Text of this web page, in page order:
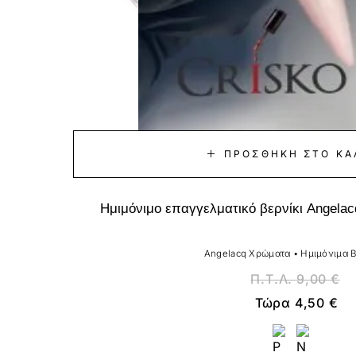
ΠΡΟΣΘΉΚΗ ΣΤΟ
Ημιμόνιμο επαγγελματικό βερνίκι
Angelacq Χρώματα • Ημιμόνιμα
Π.Τ.Λ.9,00€
Τώρα 4,50 €